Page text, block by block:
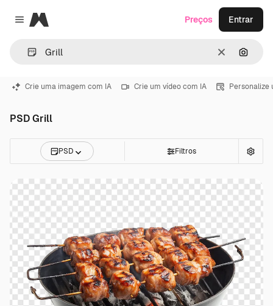
Close menu
Magnific
Limpar
Preços Entrar
Crie uma imagem com IA Crie um vídeo com IA Personalize
PSD Grill
PSD Filtros